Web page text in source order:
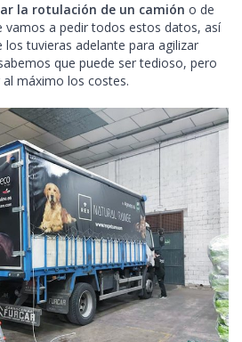
la rotulación de un camión o de
vamos a pedir todos estos datos, así
tuvieras adelante para agilizar
que puede ser tedioso, pero
máximo los costes.